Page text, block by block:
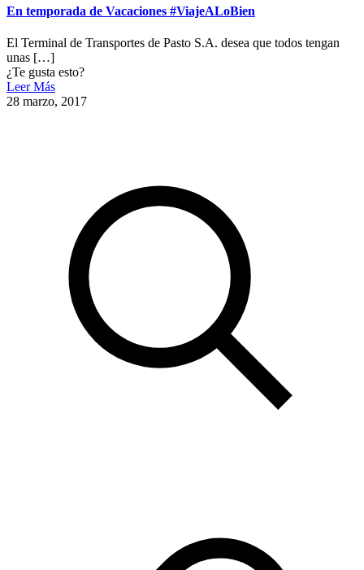
En temporada de Vacaciones #ViajeALoBien
El Terminal de Transportes de Pasto S.A. desea que todos tengan
unas […]
¿Te gusta esto?
Leer Más
28 marzo, 2017